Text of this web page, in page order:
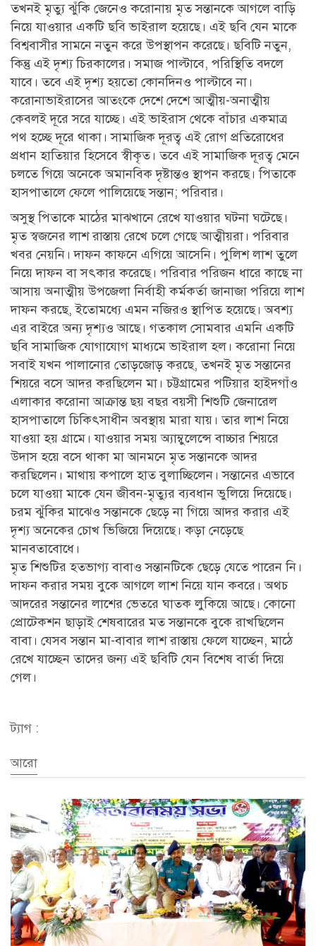
তখনই মৃত্যু ঝুঁকি জেনেও করোনায় মৃত সন্তানকে আগলে বাড়ি
নিয়ে যাওয়ার একটি ছবি ভাইরাল হয়েছে। এই ছবি যেন মাকে
বিশ্ববাসীর সামনে নতুন করে উপস্থাপন করেছে। ছবিটি নতুন,
কিন্তু এই দৃশ্য চিরকালের। সমাজ পাল্টাবে, পরিস্থিতি বদলে
যাবে। তবে এই দৃশ্য হয়তো কোনদিনও পাল্টাবে না।
করোনাভাইরাসের আতংকে দেশে দেশে আত্মীয়-অনাত্মীয়
কেবলই দূরে সরে যাচ্ছে। এই ভাইরাস থেকে বাঁচার একমাত্র
পথ হচ্ছে দূরে থাকা। সামাজিক দূরত্ব এই রোগ প্রতিরোধের
প্রধান হাতিয়ার হিসেবে স্বীকৃত। তবে এই সামাজিক দূরত্ব মেনে
চলতে গিয়ে অনেকে অমানবিক দৃষ্টান্তও স্থাপন করছে। পিতাকে
হাসপাতালে ফেলে পালিয়েছে সন্তান; পরিবার।
অসুস্থ পিতাকে মাঠের মাঝখানে রেখে যাওয়ার ঘটনা ঘটেছে।
মৃত স্বজনের লাশ রাস্তায় রেখে চলে গেছে আত্মীয়রা। পরিবার
খবর নেয়নি। দাফন কাফনে এগিয়ে আসেনি। পুলিশ লাশ তুলে
নিয়ে দাফন বা সৎকার করেছে। পরিবার পরিজন ধারে কাছে না
আসায় অনাত্মীয় উপজেলা নির্বাহী কর্মকর্তা জানাজা পরিয়ে লাশ
দাফন করছে, ইতোমধ্যে এমন নজিরও স্থাপিত হয়েছে। অবশ্য
এর বাইরে অন্য দৃশ্যও আছে। গতকাল সোমবার এমনি একটি
ছবি সামাজিক যোগাযোগ মাধ্যমে ভাইরাল হল। করোনা নিয়ে
সবাই যখন পালানোর তোড়জোড় করছে, তখনই মৃত সন্তানের
শিয়রে বসে আদর করছিলেন মা। চট্টগ্রামের পটিয়ার হাইদগাঁও
এলাকার করোনা আক্রান্ত ছয় বছর বয়সী শিশুটি জেনারেল
হাসপাতালে চিকিৎসাধীন অবস্থায় মারা যায়। তার লাশ নিয়ে
যাওয়া হয় গ্রামে। যাওয়ার সময় অ্যাম্বুলেন্সে বাচ্চার শিয়রে
উদাস হয়ে বসে থাকা মা আনমনে মৃত সন্তানকে আদর
করছিলেন। মাথায় কপালে হাত বুলাচ্ছিলেন। সন্তানের এভাবে
চলে যাওয়া মাকে যেন জীবন-মৃত্যুর ব্যবধান ভুলিয়ে দিয়েছে।
চরম ঝুঁকির মাঝেও সন্তানকে ছেড়ে না গিয়ে আদর করার এই
দৃশ্য অনেকের চোখ ভিজিয়ে দিয়েছে। কড়া নেড়েছে
মানবতাবোধে।
মৃত শিশুটির হতভাগ্য বাবাও সন্তানটিকে ছেড়ে যেতে পারেন নি।
দাফন করার সময় বুকে আগলে লাশ নিয়ে যান কবরে। অথচ
আদরের সন্তানের লাশের ভেতরে ঘাতক লুকিয়ে আছে। কোনো
প্রোটেকশন ছাড়াই শেষবারের মত সন্তানকে বুকে রাখছিলেন
বাবা। যেসব সন্তান মা-বাবার লাশ রাস্তায় ফেলে যাচ্ছেন, মাঠে
রেখে যাচ্ছেন তাদের জন্য এই ছবিটি যেন বিশেষ বার্তা দিয়ে
গেল।
ট্যাগ :
আরো